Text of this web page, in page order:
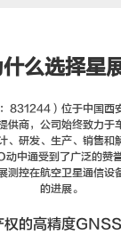
为什么选择星
831244）位于中国西
供商，公司始终致力于
、研发、生产、销售和
中通受到了广泛的赞
测控在航空卫星通信设
的进展。
权的高精度